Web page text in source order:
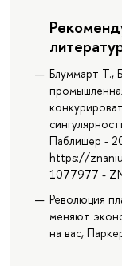
Блуммарт Т.,
Паблишер -
https://
1077977 -
Революция
меняют
на вас,